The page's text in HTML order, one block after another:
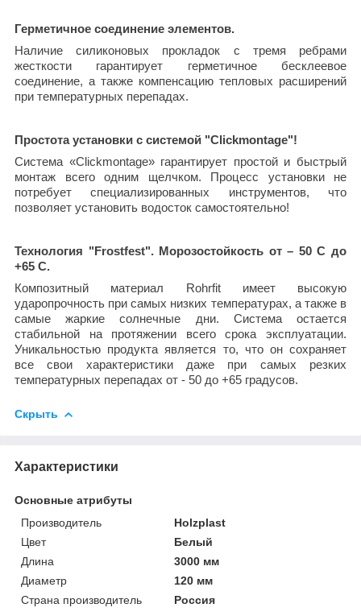
Герметичное соединение элементов.
Наличие силиконовых прокладок с тремя ребрами
жесткости гарантирует герметичное бесклеевое
соединение, а также компенсацию тепловых расширений
при температурных перепадах.
Простота установки с системой "Clickmontage"!
Система «Clickmontage» гарантирует простой и быстрый
монтаж всего одним щелчком. Процесс установки не
потребует специализированных инструментов, что
позволяет установить водосток самостоятельно!
Технология "Frostfest". Морозостойкость от – 50 С до
+65 С.
Композитный материал Rohrfit имеет высокую
ударопрочность при самых низких температурах, а также в
самые жаркие солнечные дни. Система остается
стабильной на протяжении всего срока эксплуатации.
Уникальностью продукта является то, что он сохраняет
все свои характеристики даже при самых резких
температурных перепадах от - 50 до +65 градусов.
Скрыть
Характеристики
Основные атрибуты
Производитель
Holzplast
Цвет
Белый
Длина
3000 мм
Диаметр
120 мм
Страна производитель
Россия